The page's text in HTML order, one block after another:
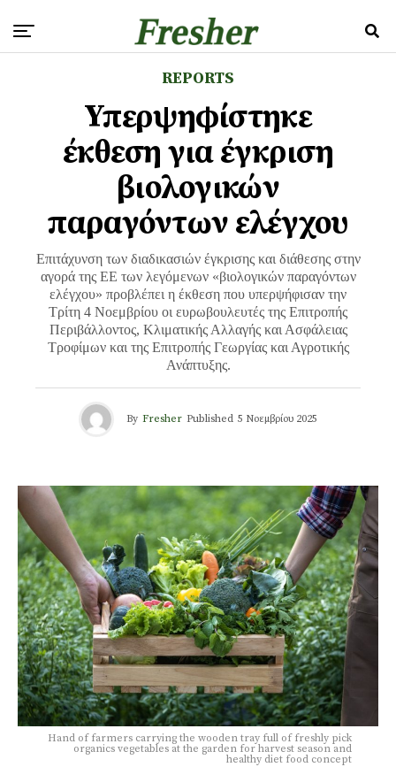
REPORTS
Υπερψηφίστηκε
έκθεση για έγκριση
βιολογικών
παραγόντων ελέγχου
Eπιτάχυνση των διαδικασιών έγκρισης και διάθεσης στην
αγορά της ΕΕ των λεγόμενων «βιολογικών παραγόντων
ελέγχου» προβλέπει η έκθεση που υπερψήφισαν την
Τρίτη 4 Νοεμβρίου οι ευρωβουλευτές της Επιτροπής
Περιβάλλοντος, Κλιματικής Αλλαγής και Ασφάλειας
Τροφίμων και της Επιτροπής Γεωργίας και Αγροτικής
Ανάπτυξης.
By Fresher Published 5 Νοεμβρίου 2025
Hand of farmers carrying the wooden tray full of freshly pick
organics vegetables at the garden for harvest season and
healthy diet food concept